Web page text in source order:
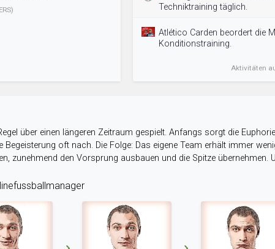
Techniktraining täglich.
Atlético Carden beordert die
Konditionstraining.
Aktivitäten
über einen längeren Zeitraum gespielt. Anfangs sorgt die
oft nach. Die Folge: Das eigene Team erhält immer
zunehmend den Vorsprung ausbauen und die Spitze übernehmen.